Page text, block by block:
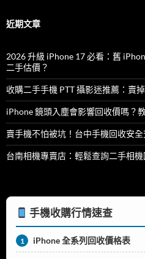
字:
近期文章
2026 升級 iPhone 17 必看：舊
二手估價？
收購二手手機 PTT 攝影迷推薦：賣
iPhone 鏡頭入塵會影響回收價嗎？
賣手機不怕被坑！台中手機回收安
台南相機專賣店：輕鬆查詢二手相
手機收購行情速查
1 iPhone 全系列回收價格表